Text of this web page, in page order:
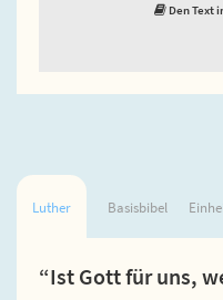
Den Text
Luther Basisbibel
“Ist Gott für uns,